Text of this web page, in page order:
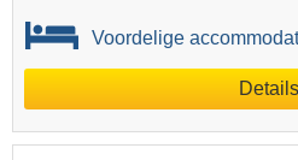
Voordelige
Details